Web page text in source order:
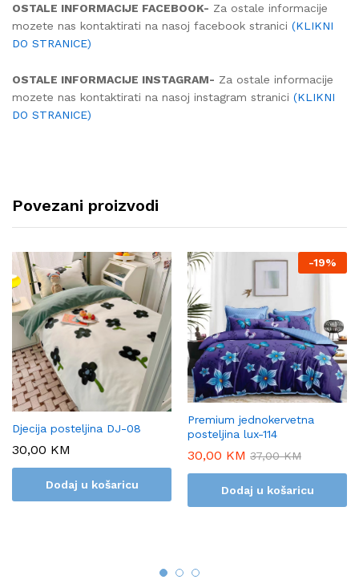
OSTALE INFORMACIJE FACEBOOK- Za ostale informacije
mozete nas kontaktirati na nasoj facebook stranici (KLIKNI
DO STRANICE)
OSTALE INFORMACIJE INSTAGRAM- Za ostale informacije
mozete nas kontaktirati na nasoj instagram stranici (KLIKNI
DO STRANICE)
Povezani proizvodi
Djecija posteljina DJ-08
30,00 KM
Dodaj u košaricu
-19%
Premium jednokervetna
posteljina lux-114
30,00 KM 37,00KM
Dodaj u košaricu